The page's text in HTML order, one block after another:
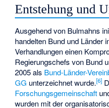
Entstehung und
Ausgehend von Bulmahns
handelten Bund und Länder
Verhandlungen einen
Regierungschefs von Bund
2005 als Bund-Länder-
GG unterzeichnet wurde.[6]
Forschungsgemeinschaft
wurden mit der